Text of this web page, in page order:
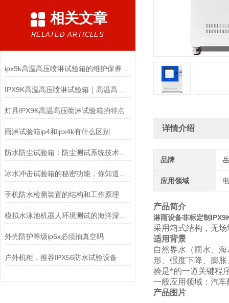
相关文章
RELATED ARTICLES
ipx9k高温高压喷淋试验箱的维护保养你了解多少？
灯具IPX9K高温高压喷淋试验箱的特点
雨淋试验箱ip4和ipx4k有什么区别
防水防尘试验箱：防尘测试系统技术解析与应用方案
手机防水检测装置的结构和工作原理
外壳防护等级ip6x必须抽真空吗
户外机柜，推荐IPX56防水试验设备
详情介绍
品牌
应用领域
产品简介
淋雨设备非标定制
采用箱式结构，无
适用背景
自然界水（雨水、
形、强度下降、膨
验是*的一道关键程
一般应用领域：汽
产品图片